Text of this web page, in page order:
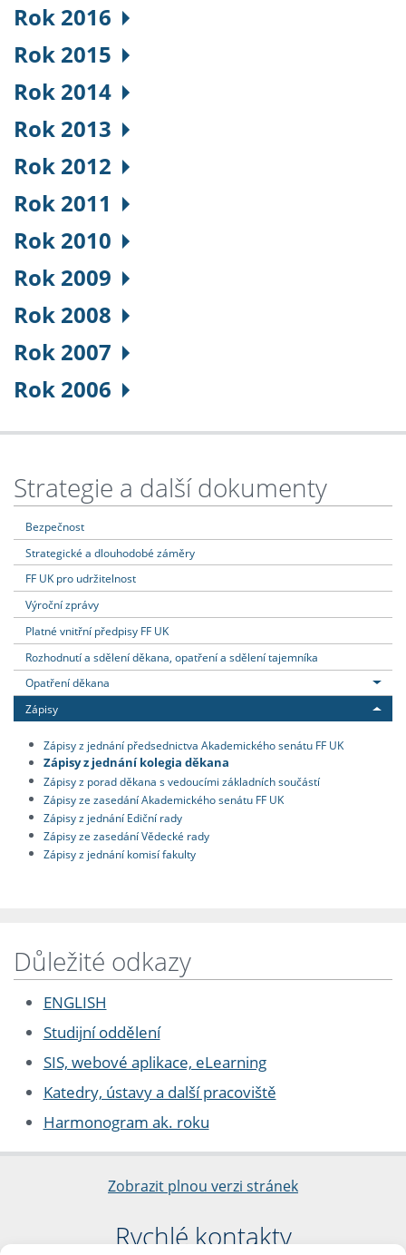
Rok 2016
Rok 2015
Rok 2014
Rok 2013
Rok 2012
Rok 2011
Rok 2010
Rok 2009
Rok 2008
Rok 2007
Rok 2006
Strategie a další dokumenty
Bezpečnost
Strategické a dlouhodobé záměry
FF UK pro udržitelnost
Výroční zprávy
Platné vnitřní předpisy FF UK
Rozhodnutí a sdělení děkana, opatření a sdělení tajemníka
Opatření děkana
Zápisy
Zápisy z jednání předsednictva Akademického senátu FF UK
Zápisy z jednání kolegia děkana
Zápisy z porad děkana s vedoucími základních součástí
Zápisy ze zasedání Akademického senátu FF UK
Zápisy z jednání Ediční rady
Zápisy ze zasedání Vědecké rady
Zápisy z jednání komisí fakulty
Důležité odkazy
ENGLISH
Studijní oddělení
SIS, webové aplikace, eLearning
Katedry, ústavy a další pracoviště
Harmonogram ak. roku
Zobrazit plnou verzi stránek
Rychlé kontakty